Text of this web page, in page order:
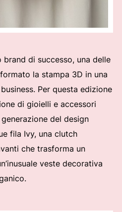
di successo, una delle
la stampa 3D in una
Per questa edizione
di gioielli e accessori
del design
fila Ivy, una clutch
che trasforma un
veste decorativa